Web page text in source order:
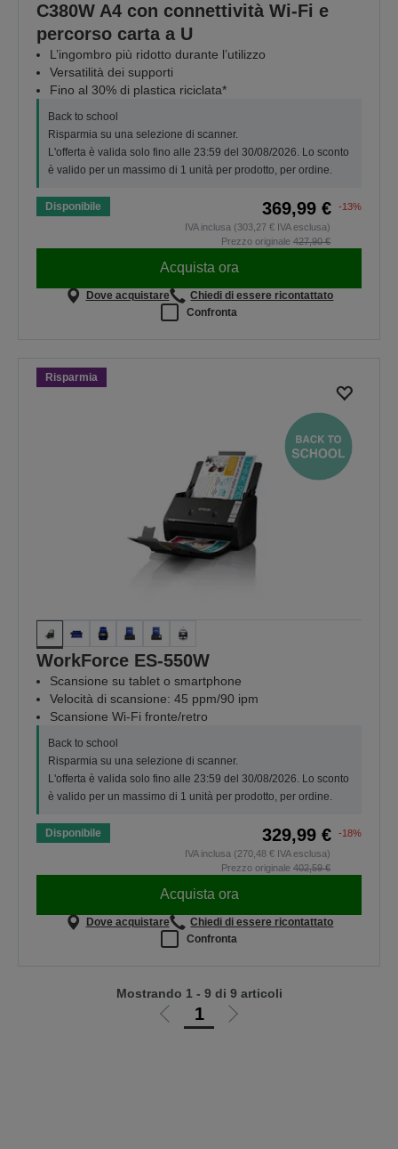
C380W A4 con connettività Wi-Fi e
percorso carta a U
L’ingombro più ridotto durante l’utilizzo
Versatilità dei supporti
Fino al 30% di plastica riciclata*
Back to school
Risparmia su una selezione di scanner.
L'offerta è valida solo fino alle 23:59 del 30/08/2026. Lo sconto
è valido per un massimo di 1 unità per prodotto, per ordine.
Disponibile 369,99 €
-13%
IVA inclusa (303,27 € IVA esclusa)
Prezzo originale 427,90 €
Acquista ora
Dove acquistare
Chiedi di essere ricontattato
Confronta
Risparmia
WorkForce ES-550W
Scansione su tablet o smartphone
Velocità di scansione: 45 ppm/90 ipm
Scansione Wi-Fi fronte/retro
Back to school
Risparmia su una selezione di scanner.
L'offerta è valida solo fino alle 23:59 del 30/08/2026. Lo sconto
è valido per un massimo di 1 unità per prodotto, per ordine.
Disponibile 329,99 €
-18%
IVA inclusa (270,48 € IVA esclusa)
Prezzo originale 402,59 €
Acquista ora
Dove acquistare
Chiedi di essere ricontattato
Confronta
Vai
1
Vai
Mostrando 1 - 9 di 9 articoli